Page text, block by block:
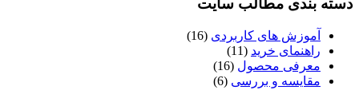
دسته بندی مطالب سایت
آموزش های کاربردی (16)
راهنمای خرید (11)
معرفی محصول (16)
مقایسه و بررسی (6)